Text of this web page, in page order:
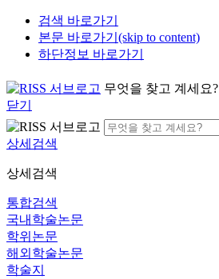
검색 바로가기
본문 바로가기(skip to content)
하단정보 바로가기
무엇을 찾고 계세요?
닫기
상세검색
상세검색
통합검색
국내학술논문
학위논문
해외학술논문
학술지